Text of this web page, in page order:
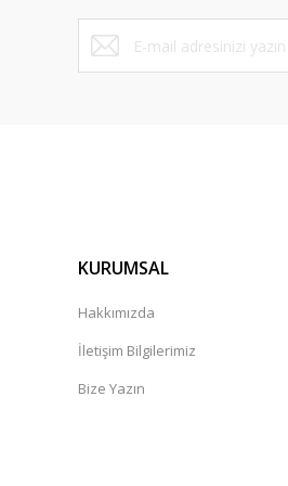
KURUMSAL
Hakkımızda
İletişim Bilgilerimiz
Bize Yazın